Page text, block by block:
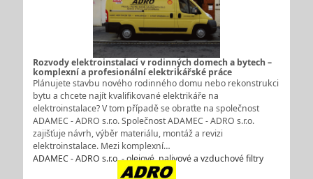
Rozvody elektroinstalací v rodinných domech a bytech –
komplexní a profesionální elektrikářské práce
Plánujete stavbu nového rodinného domu nebo rekonstrukci
bytu a chcete najít kvalifikované elektrikáře na
elektroinstalace? V tom případě se obraťte na společnost
ADAMEC - ADRO s.r.o. Společnost ADAMEC - ADRO s.r.o.
zajišťuje návrh, výběr materiálu, montáž a revizi
elektroinstalace. Mezi komplexní…
ADAMEC - ADRO s.r.o. - olejové, palivové a vzduchové filtry